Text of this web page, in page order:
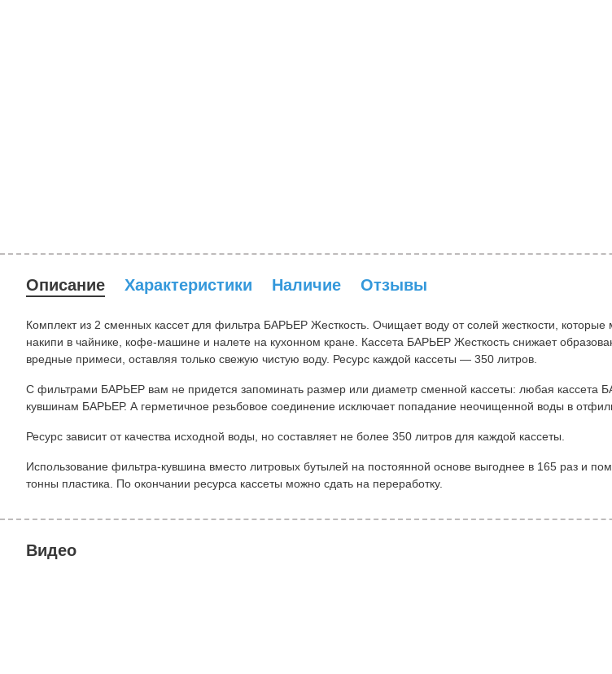
Описание Характеристики Наличие Отзывы
Комплект из 2 сменных кассет для фильтра БАРЬЕР Жесткость. Очищает воду от солей жесткости, которые
накипи в чайнике, кофе-машине и налете на кухонном кране. Кассета БАРЬЕР Жесткость снижает
вредные примеси, оставляя только свежую чистую воду. Ресурс каждой кассеты — 350 литров.
С фильтрами БАРЬЕР вам не придется запоминать размер или диаметр сменной кассеты: любая кассета
кувшинам БАРЬЕР. А герметичное резьбовое соединение исключает попадание неочищенной воды в
Ресурс зависит от качества исходной воды, но составляет не более 350 литров для каждой кассеты.
Использование фильтра-кувшина вместо литровых бутылей на постоянной основе выгоднее в 165 раз и
тонны пластика. По окончании ресурса кассеты можно сдать на переработку.
Видео